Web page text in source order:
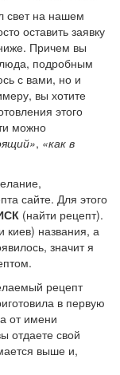
свет на нашем
оставить заявку
Причем вы
подробным
с вами, но и
вы хотите
этого
можно
, «как в
сайте. Для этого
(найти рецепт).
киев) названия, а
значит я
рецепт
в первую
от имени
отдаете свой
выше и,